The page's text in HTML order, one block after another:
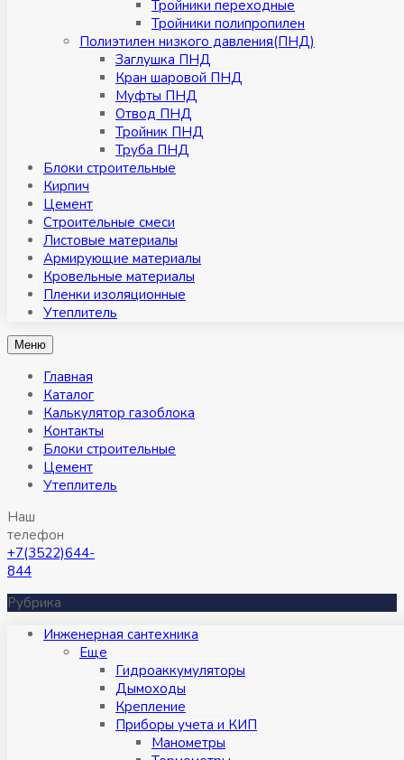
Тройники переходные
Тройники полипропилен
Полиэтилен низкого давления(ПНД)
Заглушка ПНД
Кран шаровой ПНД
Муфты ПНД
Отвод ПНД
Тройник ПНД
Труба ПНД
Блоки строительные
Кирпич
Цемент
Строительные смеси
Листовые материалы
Армирующие материалы
Кровельные материалы
Пленки изоляционные
Утеплитель
Меню
Главная
Каталог
Калькулятор газоблока
Контакты
Блоки строительные
Цемент
Утеплитель
Наш
телефон
+7(3522)644-
844
Рубрика
Инженерная сантехника
Eще
Гидроаккумуляторы
Дымоходы
Крепление
Приборы учета и КИП
Манометры